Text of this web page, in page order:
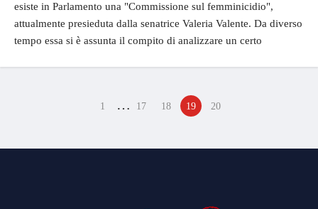
esiste in Parlamento una "Commissione sul femminicidio",
attualmente presieduta dalla senatrice Valeria Valente. Da diverso
tempo essa si è assunta il compito di analizzare un certo
1 … 17 18 19 20